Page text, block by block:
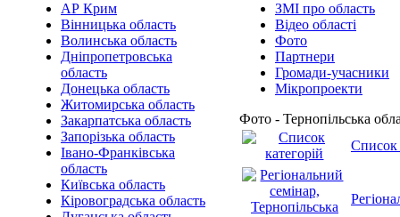
АР Крим
Вінницька область
Волинська область
Дніпропетровська
область
Донецька область
Житомирська область
Закарпатська область
Запорізька область
Івано-Франківська
область
Київська область
Кіровоградська область
ЗМІ про область
Відео області
Фото
Партнери
Громади-учасники
Мікропроекти
Фото - Тернопільська
Список